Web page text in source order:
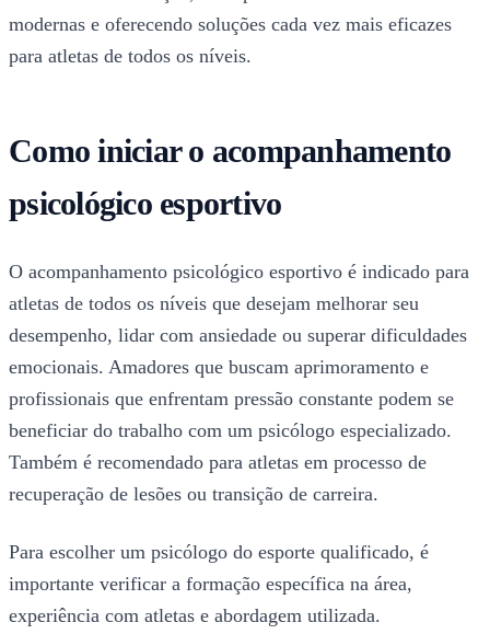
modernas e oferecendo soluções cada vez mais eficazes
para atletas de todos os níveis.
Como iniciar o acompanhamento
psicológico esportivo
O acompanhamento psicológico esportivo é indicado para
atletas de todos os níveis que desejam melhorar seu
desempenho, lidar com ansiedade ou superar dificuldades
emocionais. Amadores que buscam aprimoramento e
profissionais que enfrentam pressão constante podem se
beneficiar do trabalho com um psicólogo especializado.
Também é recomendado para atletas em processo de
recuperação de lesões ou transição de carreira.
Para escolher um psicólogo do esporte qualificado, é
importante verificar a formação específica na área,
experiência com atletas e abordagem utilizada.